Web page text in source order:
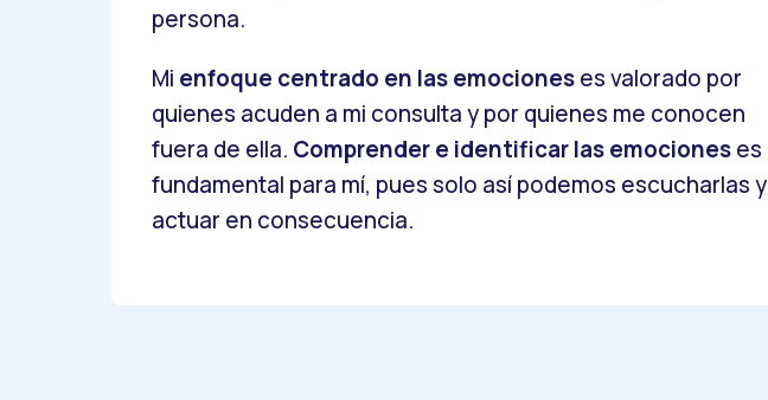
persona.
Mi enfoque centrado en las emocioneses valorado por
quienes acuden a mi consulta y por quienes me conocen
fuera de ella. Comprender e identificar las emocioneses
fundamental para mí, pues solo así podemos escucharlas y
actuar en consecuencia.